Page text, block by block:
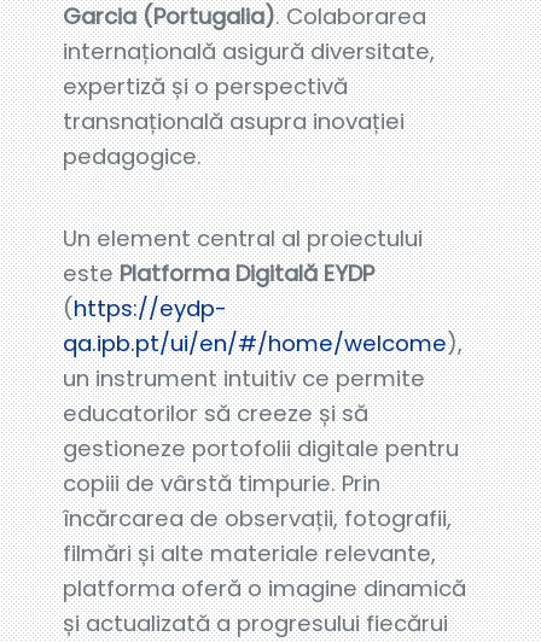
Garcia (Portugalia). Colaborarea
internațională asigură diversitate,
expertiză și o perspectivă
transnațională asupra inovației
pedagogice.
Un element central al proiectului
estePlatforma Digitală EYDP
(https://eydp-
qa.ipb.pt/ui/en/#/home/welcome),
un instrument intuitiv ce permite
educatorilor să creeze și să
gestioneze portofolii digitale pentru
copiii de vârstă timpurie. Prin
încărcarea de observații, fotografii,
filmări și alte materiale relevante,
platforma oferă o imagine dinamică
și actualizată a progresului fiecărui